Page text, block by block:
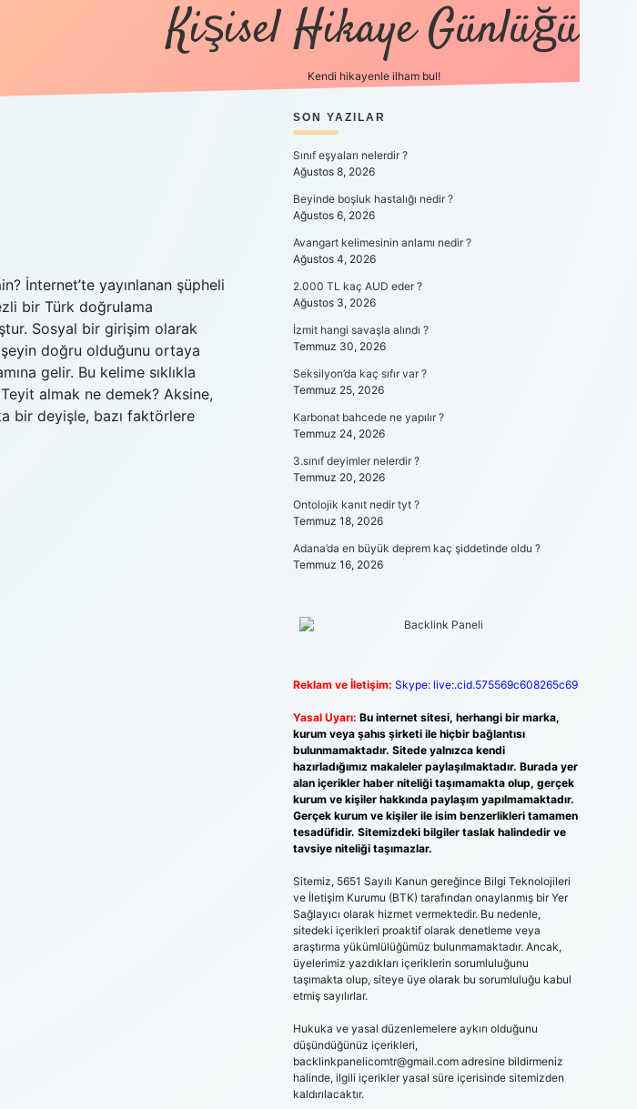
Kişisel Hikaye Günlüğü
Kendi hikayenle ilham bul!
İnternet’te yayınlanan şüpheli
bir Türk doğrulama
Sosyal bir girişim olarak
doğru olduğunu ortaya
gelir. Bu kelime sıklıkla
Teyit almak ne demek? Aksine,
bir deyişle, bazı faktörlere
SIDEBAR
SON YAZILAR
Sınıf eşyaları nelerdir ?
Ağustos 8, 2026
Beyinde boşluk hastalığı nedir ?
Ağustos 6, 2026
Avangart kelimesinin anlamı nedir ?
Ağustos 4, 2026
2.000 TL kaç AUD eder ?
Ağustos 3, 2026
İzmit hangi savaşla alındı ?
Temmuz 30, 2026
Seksilyon’da kaç sıfır var ?
Temmuz 25, 2026
Karbonat bahcede ne yapılır ?
Temmuz 24, 2026
3.sınıf deyimler nelerdir ?
Temmuz 20, 2026
Ontolojik kanıt nedir tyt ?
Temmuz 18, 2026
Adana’da en büyük deprem kaç şiddetinde oldu ?
Temmuz 16, 2026
Reklam ve İletişim: Skype: live:.cid.575569c608265c69
Yasal Uyarı: Bu internet sitesi, herhangi bir marka,
kurum veya şahıs şirketi ile hiçbir bağlantısı
bulunmamaktadır. Sitede yalnızca kendi
hazırladığımız makaleler paylaşılmaktadır. Burada yer
alan içerikler haber niteliği taşımamakta olup, gerçek
kurum ve kişiler hakkında paylaşım yapılmamaktadır.
Gerçek kurum ve kişiler ile isim benzerlikleri tamamen
tesadüfidir. Sitemizdeki bilgiler taslak halindedir ve
tavsiye niteliği taşımazlar.
Sitemiz, 5651 Sayılı Kanun gereğince Bilgi Teknolojileri
ve İletişim Kurumu (BTK) tarafından onaylanmış bir Yer
Sağlayıcı olarak hizmet vermektedir. Bu nedenle,
sitedeki içerikleri proaktif olarak denetleme veya
araştırma yükümlülüğümüz bulunmamaktadır. Ancak,
üyelerimiz yazdıkları içeriklerin sorumluluğunu
taşımakta olup, siteye üye olarak bu sorumluluğu kabul
etmiş sayılırlar.
Hukuka ve yasal düzenlemelere aykırı olduğunu
düşündüğünüz içerikleri,
backlinkpanelicomtr@gmail.comadresine bildirmeniz
halinde, ilgili içerikler yasal süre içerisinde sitemizden
kaldırılacaktır.